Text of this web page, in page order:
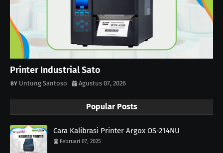
Printer Industrial Sato
Untung Santoso Agustus 07, 2026
Popular Posts
Cara Kalibrasi Printer Argox OS-214NU
Februari 07, 2025